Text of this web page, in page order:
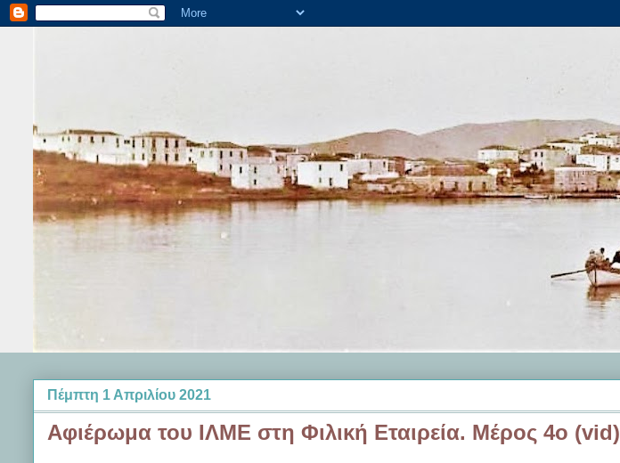
Πέμπτη 1 Απριλίου 2021
Αφιέρωμα του ΙΛΜΕ στη Φιλική Εταιρεία. Μέρος 4ο (vid)